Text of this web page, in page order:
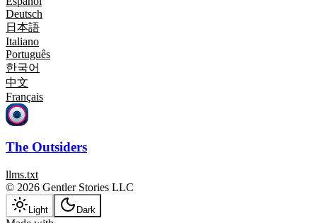
Deutsch
日本語
Italiano
Português
한국어
中文
Français
The Outsiders
llms.txt
© 2026 Gentler Stories LLC
Light Dark